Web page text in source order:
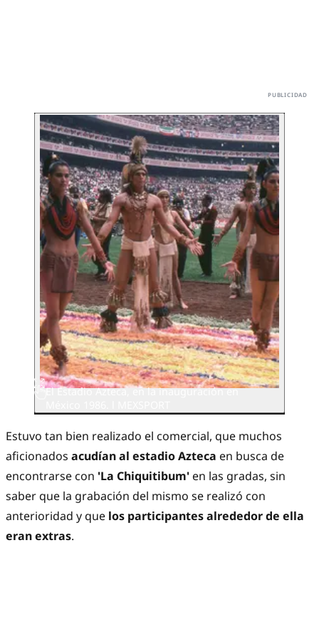
El Estadio Azteca, en la inauguración en
Estuvo tan bien realizado el comercial, que muchos
aficionados acudían al estadio Azteca en busca de
encontrarse con 'La Chiquitibum' en las gradas, sin
saber que la grabación del mismo se realizó con
anterioridad y que los participantes alrededor de ella
eran extras.